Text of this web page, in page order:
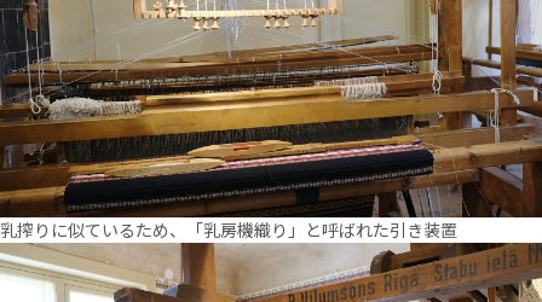
乳搾りに似ているため、「乳房機織り」と呼ばれた引き装置